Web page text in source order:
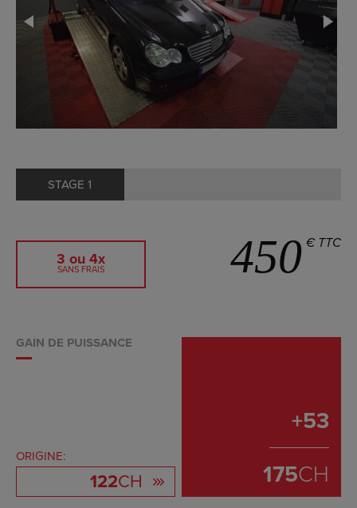
STAGE 1
3 ou 4x
SANS FRAIS 450 € TTC
GAIN DE PUISSANCE
ORIGINE:
122CH
+53
175CH